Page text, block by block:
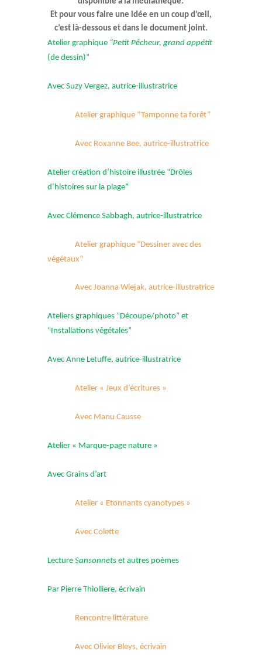
Et pour vous faire une idée en un coup d’œil,
c’est là-dessous et dans le document joint.
Atelier graphique“Petit Pêcheur, grand appétit
(de dessin)”
Avec Suzy Vergez, autrice-illustratrice
Atelier graphique “Tamponne ta forêt”
Avec Roxanne Bee, autrice-illustratrice
Atelier création d’histoire illustrée “Drôles
d’histoires sur la plage”
Avec Clémence Sabbagh, autrice-illustratrice
Atelier graphique “Dessiner avec des
végétaux”
Avec Joanna Wiejak, autrice-illustratrice
Ateliers graphiques “Découpe/photo” et
“Installations végétales”
Avec Anne Letuffe, autrice-illustratrice
Atelier « Jeux d’écritures »
Avec Manu Causse
Atelier « Marque-page nature »
Avec Grains d’art
Atelier « Etonnants cyanotypes »
Avec Colette
Lecture Sansonnetset autres poèmes
Par Pierre Thiolliere, écrivain
Rencontre littérature
Avec Olivier Bleys, écrivain